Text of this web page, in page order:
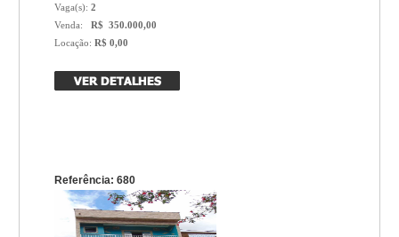
Vaga(s):2
Venda:
R$ 350.000,00
Locação:R$ 0,00
Referência: 680